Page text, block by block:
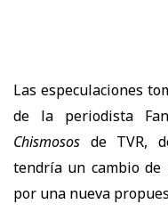
Las especulaciones
de la periodista
Chismosos de TVR,
tendría un cambio
por una nueva